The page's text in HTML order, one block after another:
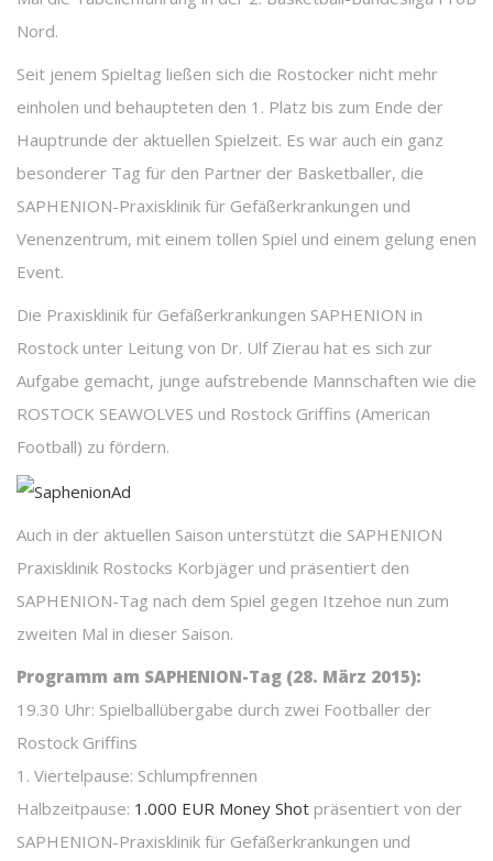
Nord.
Seit jenem Spieltag ließen sich die Rostocker nicht mehr
einholen und behaupteten den 1. Platz bis zum Ende der
Hauptrunde der aktuellen Spielzeit. Es war auch ein ganz
besonderer Tag für den Partner der Basketballer, die
SAPHENION-Praxisklinik für Gefäßerkrankungen und
Venenzentrum, mit einem tollen Spiel und einem gelung enen
Event.
Die Praxisklinik für Gefäßerkrankungen SAPHENION in
Rostock unter Leitung von Dr. Ulf Zierau hat es sich zur
Aufgabe gemacht, junge aufstrebende Mannschaften wie die
ROSTOCK SEAWOLVES und Rostock Griffins (American
Football) zu fördern.
Auch in der aktuellen Saison unterstützt die SAPHENION
Praxisklinik Rostocks Korbjäger und präsentiert den
SAPHENION-Tag nach dem Spiel gegen Itzehoe nun zum
zweiten Mal in dieser Saison.
Programm am SAPHENION-Tag (28. März 2015):
19.30 Uhr: Spielballübergabe durch zwei Footballer der
Rostock Griffins
1. Viertelpause: Schlumpfrennen
Halbzeitpause: 1.000 EUR Money Shot präsentiert von der
SAPHENION-Praxisklinik für Gefäßerkrankungen und